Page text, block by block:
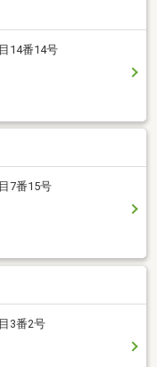
14番14号
7番15号
3番2号